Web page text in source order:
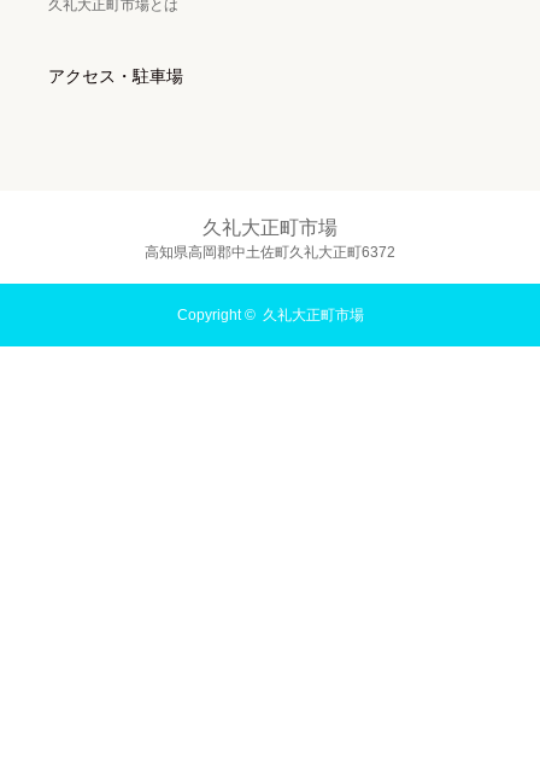
久礼大正町市場とは
アクセス・駐車場
久礼大正町市場
高知県高岡郡中土佐町久礼大正町6372
Copyright © 久礼大正町市場